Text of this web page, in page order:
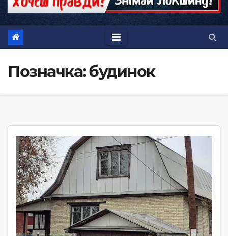
Позначка:будинок